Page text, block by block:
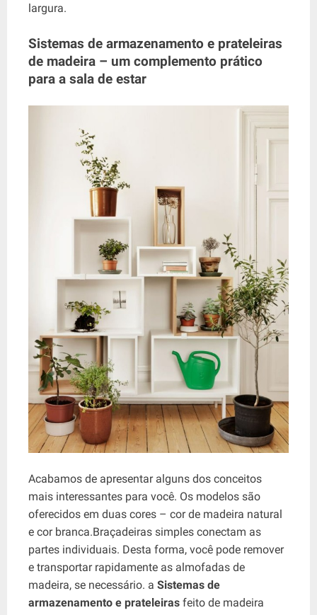
largura.
Sistemas de armazenamento e prateleiras
de madeira – um complemento prático
para a sala de estar
Acabamos de apresentar alguns dos conceitos
mais interessantes para você. Os modelos são
oferecidos em duas cores – cor de madeira natural
e cor branca.Braçadeiras simples conectam as
partes individuais. Desta forma, você pode remover
e transportar rapidamente as almofadas de
madeira, se necessário. a Sistemas de
armazenamento e prateleiras feito de madeira